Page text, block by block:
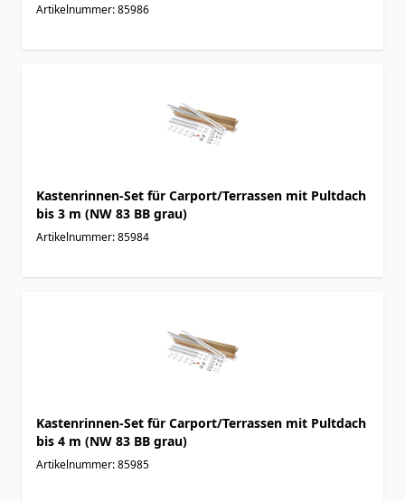
Artikelnummer: 85986
Kastenrinnen-Set für Carport/Terrassen mit Pultdach
bis 3 m (NW 83 BB grau)
Artikelnummer: 85984
Kastenrinnen-Set für Carport/Terrassen mit Pultdach
bis 4 m (NW 83 BB grau)
Artikelnummer: 85985